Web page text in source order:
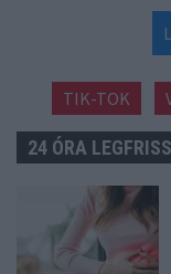
TIK-TOK
24 ÓRA